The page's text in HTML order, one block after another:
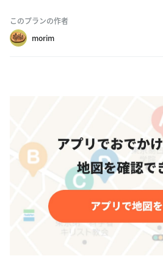
このプランの作者
morim